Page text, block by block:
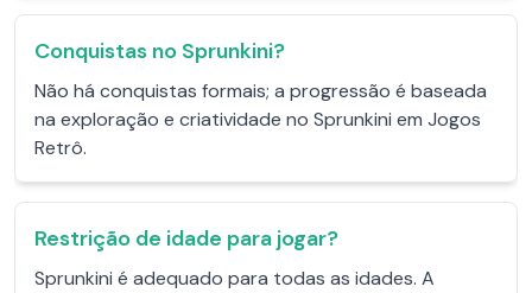
Conquistas no Sprunkini?
Não há conquistas formais; a progressão é baseada
na exploração e criatividade no Sprunkini em Jogos
Retrô.
Restrição de idade para jogar?
Sprunkini é adequado para todas as idades. A